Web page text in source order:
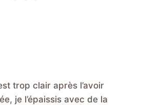
trop clair après l’avoir
je l’épaissis avec de la